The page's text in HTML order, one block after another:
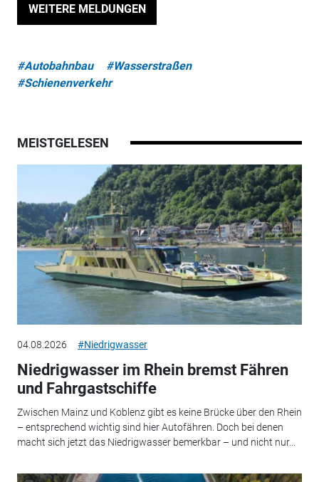
WEITERE MELDUNGEN
#Autobahnbau
#Wasserstraßen
#Schienenverkehr
MEISTGELESEN
04.08.2026 #Niedrigwasser
Niedrigwasser im Rhein bremst Fähren
und Fahrgastschiffe
Zwischen Mainz und Koblenz gibt es keine Brücke über den Rhein
– entsprechend wichtig sind hier Autofähren. Doch bei denen
macht sich jetzt das Niedrigwasser bemerkbar – und nicht nur...